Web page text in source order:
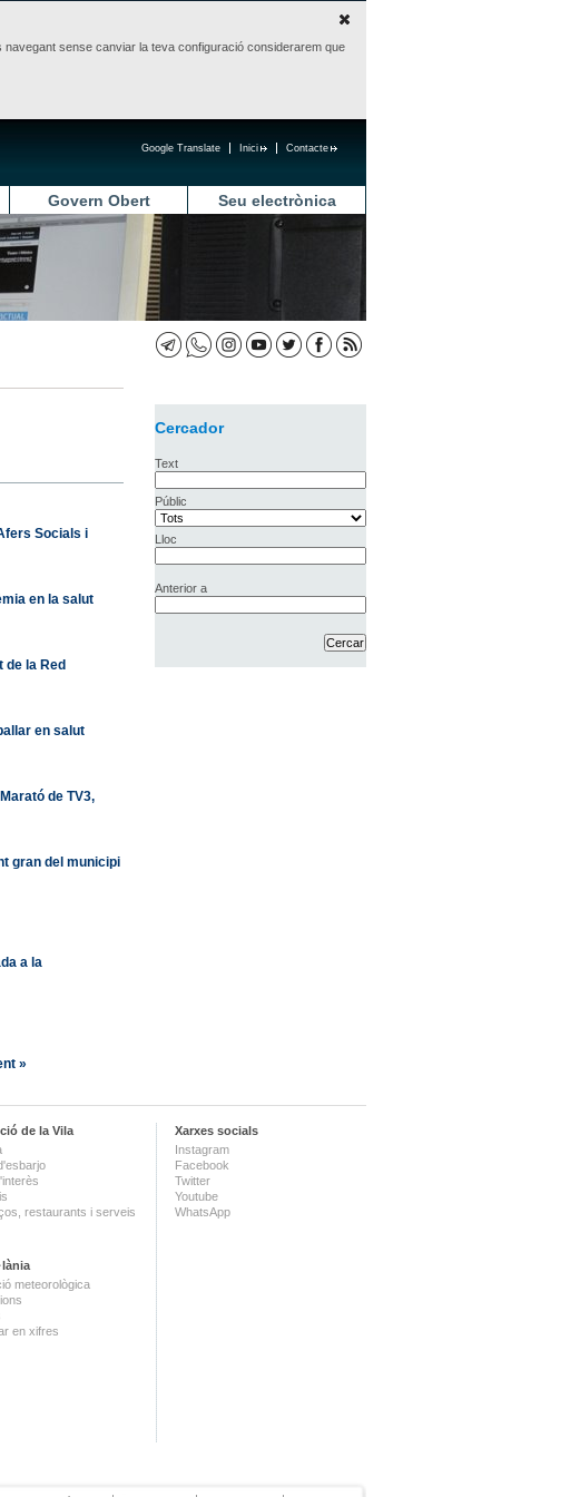
sense canviar la teva configuració considerarem que
Contacte
Inici
Google Translate
Govern Obert Seu electrònica
Socials i
en la salut
de la Red
en salut
de TV3,
gran del municipi
a la
»
Cercador
Text
Públic
Lloc
Anterior a
de la Vila
restaurants i serveis
meteorològica
en xifres
Xarxes socials
Instagram
Facebook
Twitter
Youtube
WhatsApp